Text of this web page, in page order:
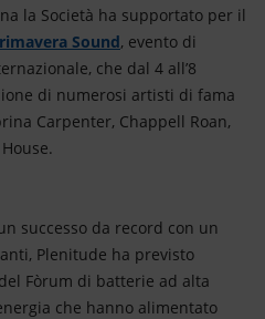
la Società ha supportato per il
Sound, evento di
che dal 4 all’8
di numerosi artisti di fama
Carpenter, Chappell Roan,
successo da record con un
Plenitude ha previsto
Fòrum di batterie ad alta
che hanno alimentato